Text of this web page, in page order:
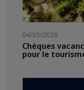
04/05/2026
Chèques
pour le